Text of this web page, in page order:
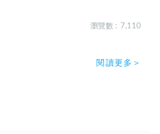
瀏覽數 : 7,110
閱讀更多＞